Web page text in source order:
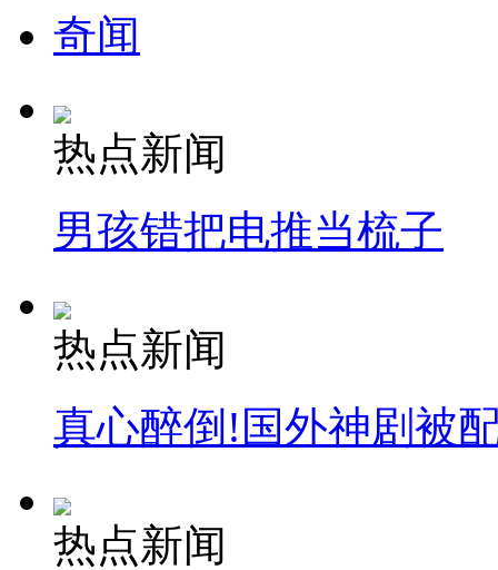
纽约上演“枕头大战”
奇闻
热点新闻
男孩错把电推当梳子
热点新闻
真心醉倒!国外神剧被
热点新闻